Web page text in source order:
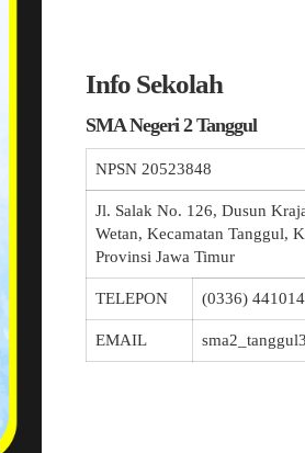
Info Sekolah
SMA Negeri 2 Tanggul
NPSN 20523848
Jl. Salak No. 126, Dusun
Wetan, Kecamatan Tanggul,
Provinsi Jawa Timur
TELEPON (0336) 441014
EMAIL